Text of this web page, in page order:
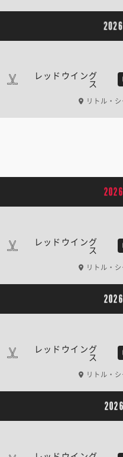
レッドウイング
ス
リトル・
レッドウイング
ス
リトル・
レッドウイング
ス
リトル・